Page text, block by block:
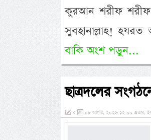
কুরআন শরীফ শরীফ-
সুবহানাল্লাহ!
বাকি অংশ পড়ুন...
ছাত্রদলের
» ০৮ আগস্ট, ২০২৬ ১২:০০ এএম,